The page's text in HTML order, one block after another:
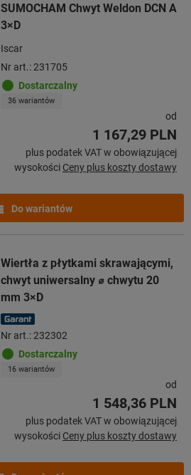
SUMOCHAM Chwyt Weldon DCN A
3×D
Iscar
Nr art.: 231705
Dostarczalny
36 wariantów
od
1 167,29 PLN
plus podatek VAT w obowiązującej
wysokości Ceny plus koszty dostawy
Do wariantów
Wiertła z płytkami skrawającymi,
chwyt uniwersalny ⌀ chwytu 20
mm 3×D
Nr art.: 232302
Dostarczalny
16 wariantów
od
1 548,36 PLN
plus podatek VAT w obowiązującej
wysokości Ceny plus koszty dostawy